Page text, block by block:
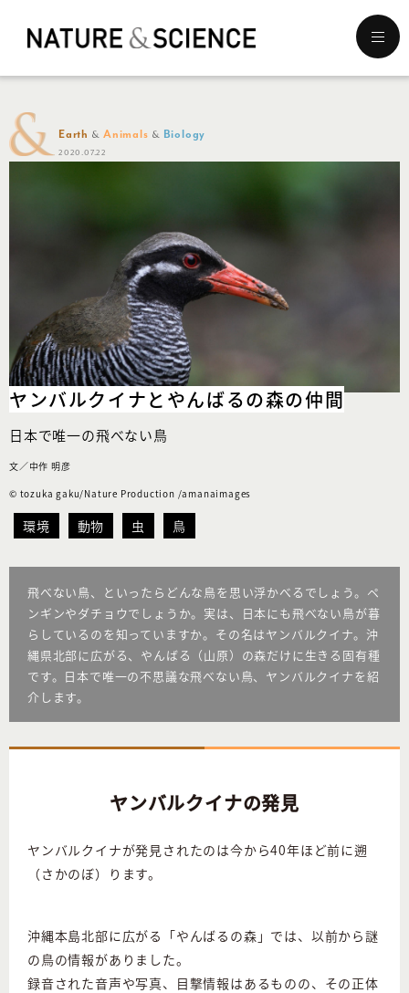
メ
ニ
ュ
Earth Animals Biology
2020.07.22
ヤンバルクイナと やんばるの森の仲間
日本で唯一の飛べない鳥
文／中作 明彦
© tozuka gaku/Nature Production /amanaimages
環境 動物 虫 鳥
飛べない鳥、といったらどんな鳥を思い浮かべるでしょう。ペ
ンギンやダチョウでしょうか。実は、日本にも飛べない鳥が暮
らしているのを知っていますか。その名はヤンバルクイナ。沖
縄県北部に広がる、やんばる（山原）の森だけに生きる固有種
です。日本で唯一の不思議な飛べない鳥、ヤンバルクイナを紹
介します。
ヤンバルクイナの発見
ヤンバルクイナが発見されたのは今から40年ほど前に遡
（さかのぼ）ります。
沖縄本島北部に広がる「やんばるの森」では、以前から謎
の鳥の情報がありました。
録音された音声や写真、目撃情報はあるものの、その正体